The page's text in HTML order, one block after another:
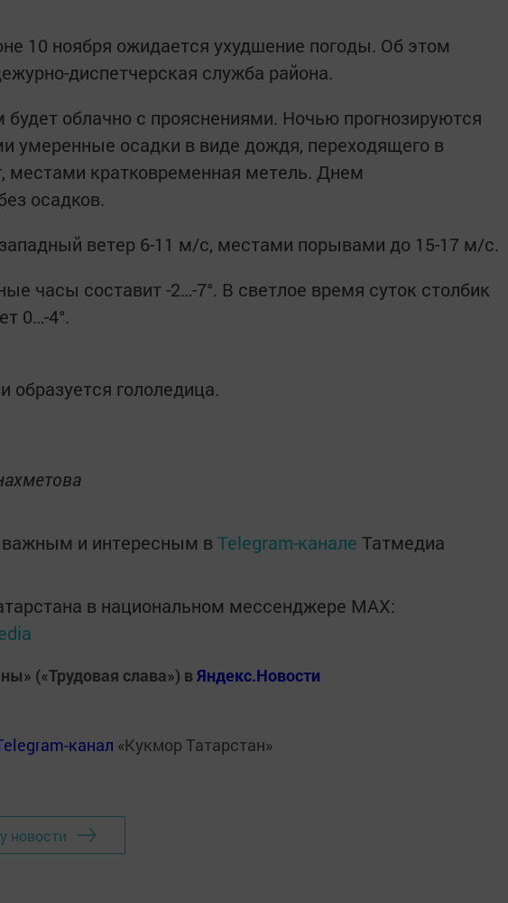
10 ноября ожидается ухудшение погоды. Об этом
диспетчерская служба района.
будет облачно с прояснениями. Ночью прогнозируются
умеренные осадки в виде дождя, переходящего в
местами кратковременная метель. Днем
осадков.
ветер 6-11 м/с, местами порывами до 15-17 м/с.
часы составит -2…-7°. В светлое время суток столбик
0…-4°.
образуется гололедица.
и интересным в Telegram-канале Татмедиа
в национальном мессенджере MАХ:
(«Трудовая слава») вЯндекс.Новости
канал «Кукмор Татарстан»
новости